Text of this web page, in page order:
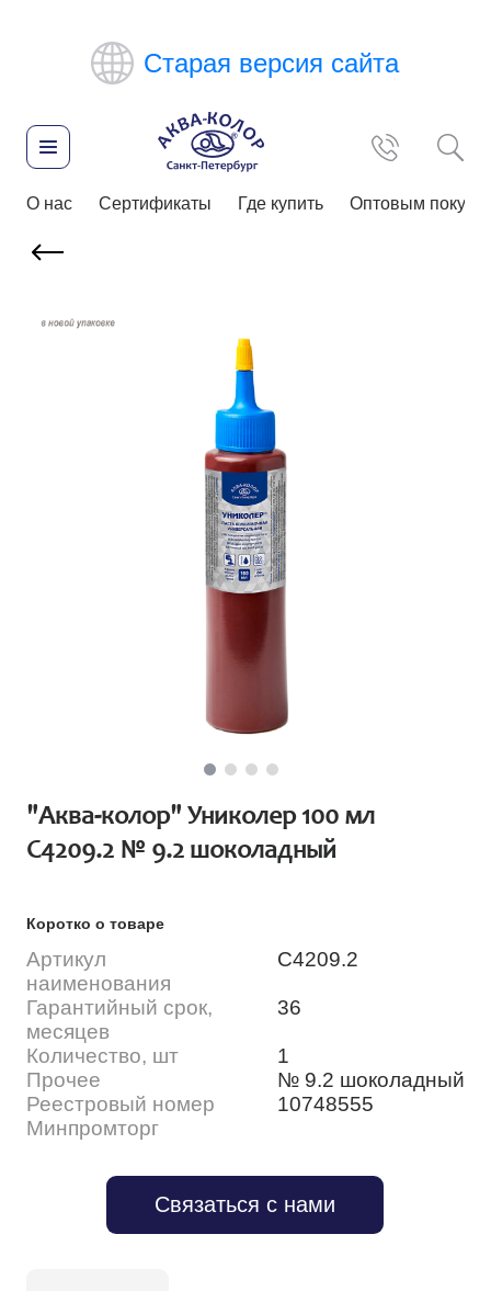
Старая версия сайта
О нас Сертификаты Где купить Оптовым
"Аква-колор" Униколер 100 мл
С4209.2 № 9.2 шоколадный
Коротко о товаре
Артикул
наименования
С4209.2
Гарантийный срок,
месяцев
36
Количество, шт
1
Прочее
№ 9.2 шоколадный
Реестровый номер
Минпромторг
10748555
Связаться с нами